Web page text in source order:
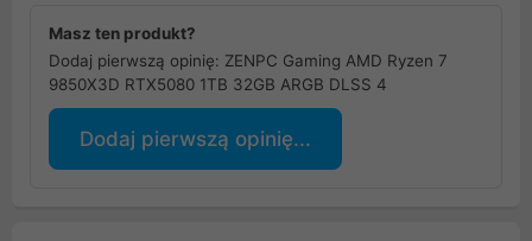
Masz ten produkt?
Dodaj pierwszą opinię: ZENPC Gaming AMD Ryzen 7
9850X3D RTX5080 1TB 32GB ARGB DLSS 4
Dodaj pierwszą opinię...